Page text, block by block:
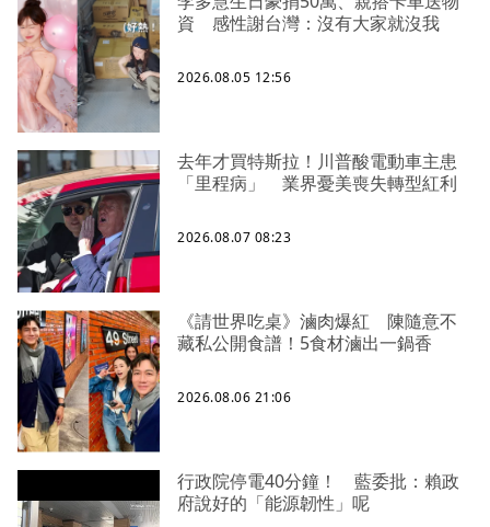
資 感性謝台灣：沒有大家就沒我
2026.08.05 12:56
去年才買特斯拉！川普酸電動車主患
「里程病」 業界憂美喪失轉型紅利
2026.08.07 08:23
《請世界吃桌》滷肉爆紅 陳隨意不
藏私公開食譜！5食材滷出一鍋香
2026.08.06 21:06
行政院停電40分鐘！ 藍委批：賴政
府說好的「能源韌性」呢